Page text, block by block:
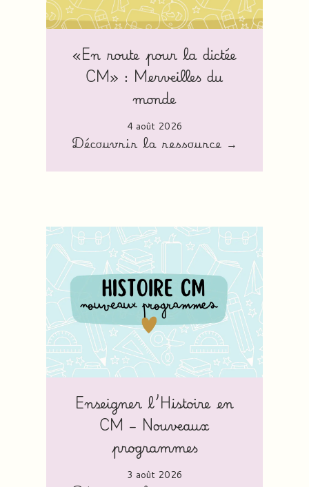
«En route pour la dictée
CM» : Merveilles du
monde
4 août 2026
Découvrir la ressource →
Enseigner l’Histoire en
CM – Nouveaux
programmes
3 août 2026